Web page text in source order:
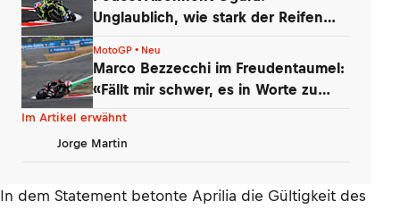
Unglaublich, wie stark der Reifen
MotoGP • Neu
Marco Bezzecchi im Freudentaumel:
«Fällt mir schwer, es in Worte zu
fassen»
Im Artikel erwähnt
Jorge Martin
In dem Statement betonte Aprilia die Gültigkeit des